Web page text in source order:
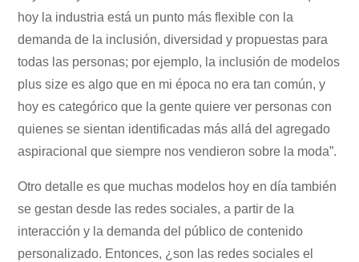
hoy la industria está un punto más flexible con la
demanda de la inclusión, diversidad y propuestas para
todas las personas; por ejemplo, la inclusión de modelos
plus size es algo que en mi época no era tan común, y
hoy es categórico que la gente quiere ver personas con
quienes se sientan identificadas más allá del agregado
aspiracional que siempre nos vendieron sobre la moda”.
Otro detalle es que muchas modelos hoy en día también
se gestan desde las redes sociales, a partir de la
interacción y la demanda del público de contenido
personalizado. Entonces, ¿son las redes sociales el